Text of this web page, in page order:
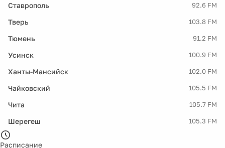
Ставрополь 92.6 FM
Тверь 103.8 FM
Тюмень 91.2 FM
Усинск 100.9 FM
Ханты-Мансийск 102.0 FM
Чайковский 105.5 FM
Чита 105.7 FM
Шерегеш 105.3 FM
Расписание